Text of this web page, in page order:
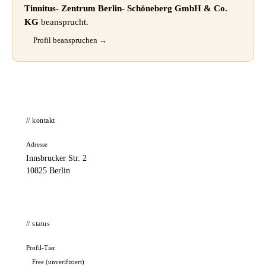
Tinnitus- Zentrum Berlin- Schöneberg GmbH & Co.
KG beansprucht.
Profil beanspruchen →
// kontakt
Adresse
Innsbrucker Str. 2
10825 Berlin
// status
Profil-Tier
Free (unverifiziert)